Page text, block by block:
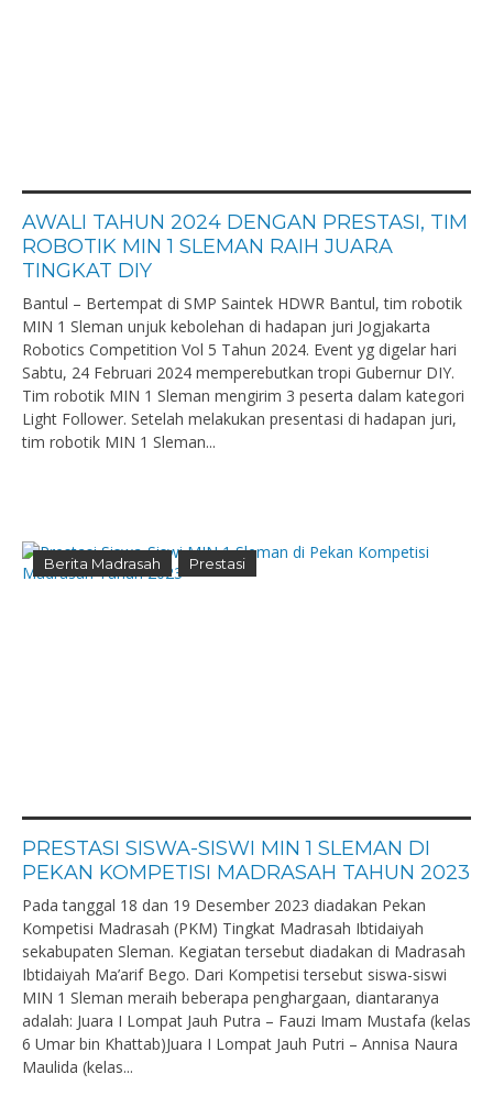
AWALI TAHUN 2024 DENGAN PRESTASI, TIM
ROBOTIK MIN 1 SLEMAN RAIH JUARA
TINGKAT DIY
Bantul – Bertempat di SMP Saintek HDWR Bantul, tim robotik
MIN 1 Sleman unjuk kebolehan di hadapan juri Jogjakarta
Robotics Competition Vol 5 Tahun 2024. Event yg digelar hari
Sabtu, 24 Februari 2024 memperebutkan tropi Gubernur DIY.
Tim robotik MIN 1 Sleman mengirim 3 peserta dalam kategori
Light Follower. Setelah melakukan presentasi di hadapan juri,
tim robotik MIN 1 Sleman...
Berita Madrasah Prestasi
PRESTASI SISWA-SISWI MIN 1 SLEMAN DI
PEKAN KOMPETISI MADRASAH TAHUN 2023
Pada tanggal 18 dan 19 Desember 2023 diadakan Pekan
Kompetisi Madrasah (PKM) Tingkat Madrasah Ibtidaiyah
sekabupaten Sleman. Kegiatan tersebut diadakan di Madrasah
Ibtidaiyah Ma’arif Bego. Dari Kompetisi tersebut siswa-siswi
MIN 1 Sleman meraih beberapa penghargaan, diantaranya
adalah: Juara I Lompat Jauh Putra – Fauzi Imam Mustafa (kelas
6 Umar bin Khattab)Juara I Lompat Jauh Putri – Annisa Naura
Maulida (kelas...